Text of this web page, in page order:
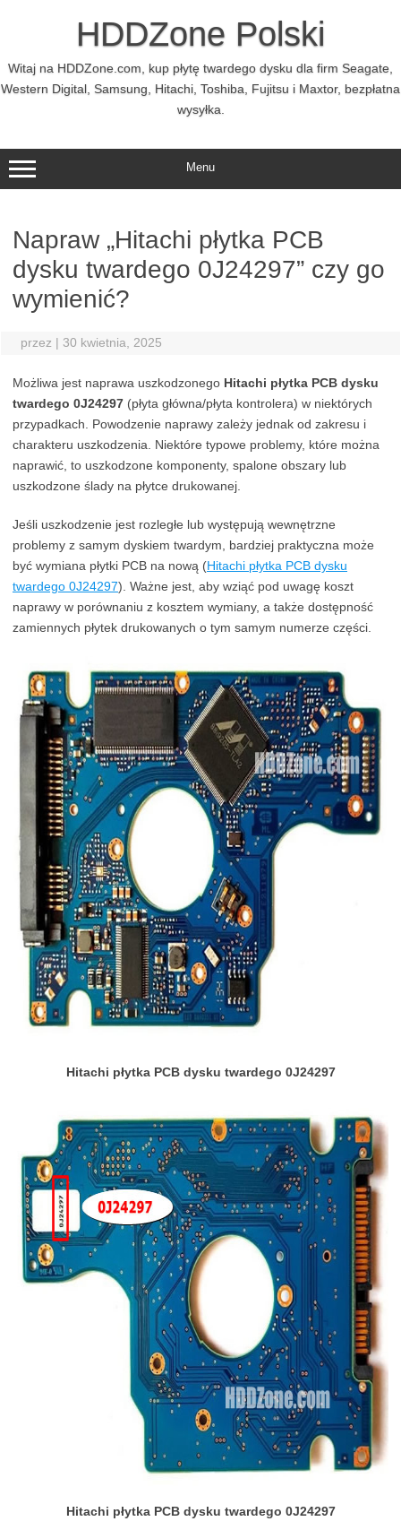
HDDZone Polski
Witaj na HDDZone.com, kup płytę twardego dysku dla firm Seagate,
Western Digital, Samsung, Hitachi, Toshiba, Fujitsu i Maxtor, bezpłatna
wysyłka.
Menu
Napraw „Hitachi płytka PCB
dysku twardego 0J24297” czy go
wymienić?
przez | 30 kwietnia, 2025
Możliwa jest naprawa uszkodzonego Hitachi płytka PCB dysku
twardego 0J24297 (płyta główna/płyta kontrolera) w niektórych
przypadkach. Powodzenie naprawy zależy jednak od zakresu i
charakteru uszkodzenia. Niektóre typowe problemy, które można
naprawić, to uszkodzone komponenty, spalone obszary lub
uszkodzone ślady na płytce drukowanej.
Jeśli uszkodzenie jest rozległe lub występują wewnętrzne
problemy z samym dyskiem twardym, bardziej praktyczna może
być wymiana płytki PCB na nową (Hitachi płytka PCB dysku
twardego 0J24297). Ważne jest, aby wziąć pod uwagę koszt
naprawy w porównaniu z kosztem wymiany, a także dostępność
zamiennych płytek drukowanych o tym samym numerze części.
Hitachi płytka PCB dysku twardego 0J24297
Hitachi płytka PCB dysku twardego 0J24297